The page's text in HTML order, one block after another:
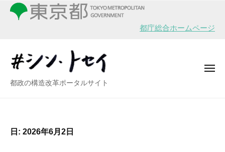
都庁総合ホームページ
シ
セ
都政の構造改革ポータルサイト
メ
日: 2026年6月2日
ン
イ